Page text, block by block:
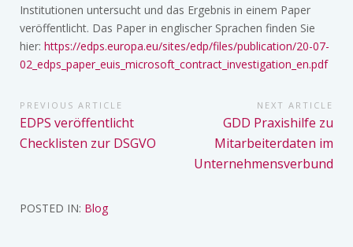
Institutionen untersucht und das Ergebnis in einem Paper
veröffentlicht. Das Paper in englischer Sprachen finden Sie
hier: https://edps.europa.eu/sites/edp/files/publication/20-07-
02_edps_paper_euis_microsoft_contract_investigation_en.pdf
Beitragsnavigation
PREVIOUS ARTICLE
Previous
Article:
EDPS veröffentlicht
Checklisten zur DSGVO
NEXT ARTICLE
Next
Article:
GDD Praxishilfe zu
Mitarbeiterdaten im
Unternehmensverbund
POSTED IN: Blog